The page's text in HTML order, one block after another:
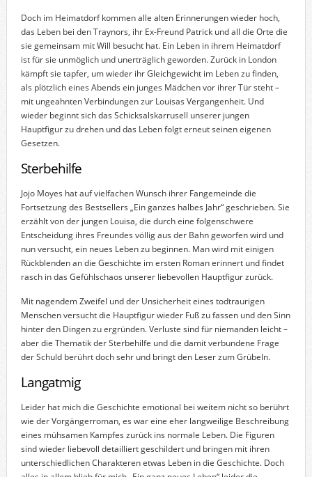
Doch im Heimatdorf kommen alle alten Erinnerungen wieder hoch,
das Leben bei den Traynors, ihr Ex-Freund Patrick und all die Orte die
sie gemeinsam mit Will besucht hat. Ein Leben in ihrem Heimatdorf
ist für sie unmöglich und unerträglich geworden. Zurück in London
kämpft sie tapfer, um wieder ihr Gleichgewicht im Leben zu finden,
als plötzlich eines Abends ein junges Mädchen vor ihrer Tür steht –
mit ungeahnten Verbindungen zur Louisas Vergangenheit. Und
wieder beginnt sich das Schicksalskarrusell unserer jungen
Hauptfigur zu drehen und das Leben folgt erneut seinen eigenen
Gesetzen.
Sterbehilfe
Jojo Moyes hat auf vielfachen Wunsch ihrer Fangemeinde die
Fortsetzung des Bestsellers „Ein ganzes halbes Jahr“ geschrieben. Sie
erzählt von der jungen Louisa, die durch eine folgenschwere
Entscheidung ihres Freundes völlig aus der Bahn geworfen wird und
nun versucht, ein neues Leben zu beginnen. Man wird mit einigen
Rückblenden an die Geschichte im ersten Roman erinnert und findet
rasch in das Gefühlschaos unserer liebevollen Hauptfigur zurück.
Mit nagendem Zweifel und der Unsicherheit eines todtraurigen
Menschen versucht die Hauptfigur wieder Fuß zu fassen und den Sinn
hinter den Dingen zu ergründen. Verluste sind für niemanden leicht –
aber die Thematik der Sterbehilfe und die damit verbundene Frage
der Schuld berührt doch sehr und bringt den Leser zum Grübeln.
Langatmig
Leider hat mich die Geschichte emotional bei weitem nicht so berührt
wie der Vorgängerroman, es war eine eher langweilige Beschreibung
eines mühsamen Kampfes zurück ins normale Leben. Die Figuren
sind wieder liebevoll detailliert geschildert und bringen mit ihren
unterschiedlichen Charakteren etwas Leben in die Geschichte. Doch